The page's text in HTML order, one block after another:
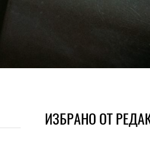
ИЗБРАНО ОТ